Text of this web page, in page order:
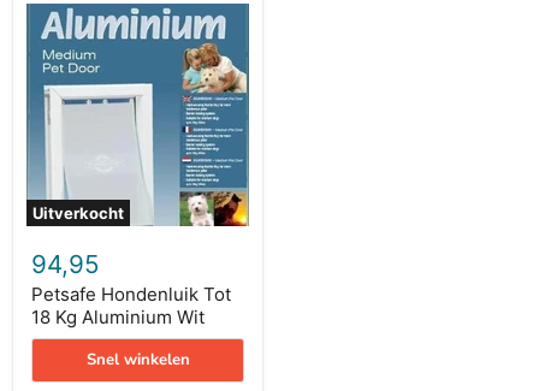
Uitverkocht
Petsafe
Hondenluik
Tot
18
Kg
Aluminium
Wit
94,95
Petsafe Hondenluik Tot
18 Kg Aluminium Wit
Snel winkelen